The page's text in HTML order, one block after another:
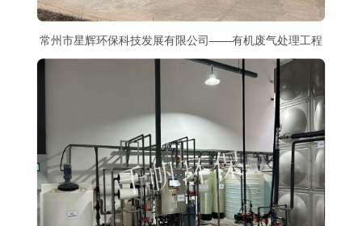
常州市星辉环保科技发展有限公司——有机废气处理工程